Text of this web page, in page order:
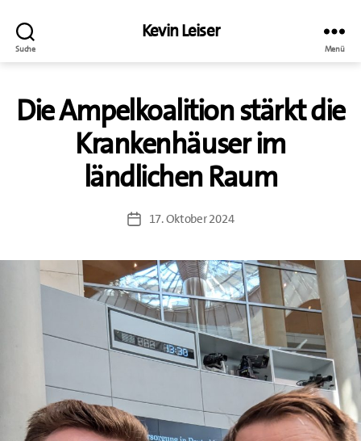
Suche
Kevin Leiser
Menü
Die Ampelkoalition stärkt die
Krankenhäuser im
ländlichen Raum
Veröffentlichungsdatum
17. Oktober 2024